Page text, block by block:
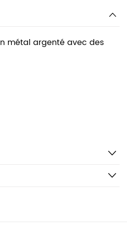
métal argenté avec des